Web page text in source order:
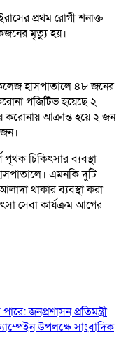
প্রথম রোগী শনাক্ত
মৃত্যু হয়।
হাসপাতালে ৪৮ জনের
পজিটিভ হয়েছে ২
করোনায় আক্রান্ত হয়ে ২ জন
চিকিৎসার ব্যবস্থা
এমনকি দুটি
থাকার ব্যবস্থা করা
সেবা কার্যক্রম আগের
জনপ্রশাসন প্রতিমন্ত্রী
উপলক্ষে সাংবাদিক